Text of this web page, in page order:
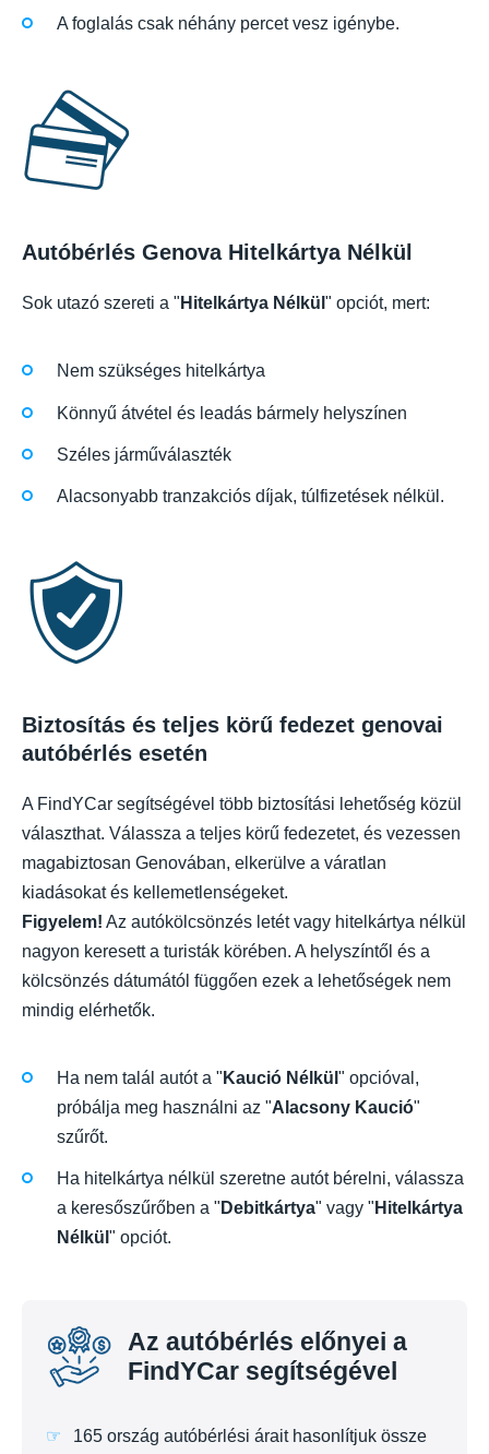
A foglalás csak néhány percet vesz igénybe.
Autóbérlés Genova Hitelkártya Nélkül
Sok utazó szereti a " Hitelkártya Nélkül " opciót, mert:
Nem szükséges hitelkártya
Könnyű átvétel és leadás bármely helyszínen
Széles járműválaszték
Alacsonyabb tranzakciós díjak, túlfizetések nélkül.
Biztosítás és teljes körű fedezet genovai
autóbérlés esetén
A FindYCar segítségével több biztosítási lehetőség közül
választhat. Válassza a teljes körű fedezetet, és vezessen
magabiztosan Genovában, elkerülve a váratlan
kiadásokat és kellemetlenségeket.
Figyelem! Az autókölcsönzés letét vagy hitelkártya nélkül
nagyon keresett a turisták körében. A helyszíntől és a
kölcsönzés dátumától függően ezek a lehetőségek nem
mindig elérhetők.
Ha nem talál autót a " Kaució Nélkül " opcióval,
próbálja meg használni az "Alacsony Kaució"
szűrőt.
Ha hitelkártya nélkül szeretne autót bérelni, válassza
a keresőszűrőben a " Debitkártya" vagy " Hitelkártya
Nélkül " opciót.
Az autóbérlés előnyei a
FindYCar segítségével
165 ország autóbérlési árait hasonlítjuk össze